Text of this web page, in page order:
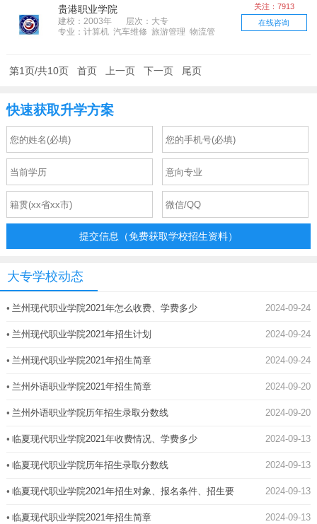
贵港职业学院
建校：2003年
层次：大专
专业：计算机 汽车维修 旅游管理 物流管
关注：7913
在线咨询
第1页/共10页 首页 上一页 下一页 尾页
快速获取升学方案
提交信息（免费获取学校招生资料）
大专学校动态
• 兰州现代职业学院2021年怎么收费、学费多少 2024-09-24
• 兰州现代职业学院2021年招生计划 2024-09-24
• 兰州现代职业学院2021年招生简章 2024-09-24
• 兰州外语职业学院2021年招生简章 2024-09-20
• 兰州外语职业学院历年招生录取分数线 2024-09-20
• 临夏现代职业学院2021年收费情况、学费多少 2024-09-13
• 临夏现代职业学院历年招生录取分数线 2024-09-13
• 临夏现代职业学院2021年招生对象、报名条件、招生要
求
2024-09-13
• 临夏现代职业学院2021年招生简章 2024-09-13